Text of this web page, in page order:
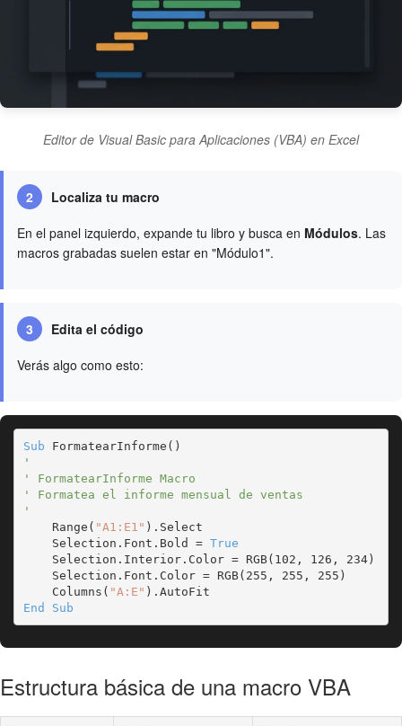
Editor de Visual Basic para Aplicaciones (VBA) en Excel
2
Localiza tu macro
En el panel izquierdo, expande tu libro y busca en Módulos. Las
macros grabadas suelen estar en "Módulo1".
3
Edita el código
Verás algo como esto:
Sub
'
' FormatearInforme Macro
' Formatea el informe mensual de ventas
'
    Range(
"A1:E1" ).Select
    Selection.Font.Bold =
True
    Selection.Interior.Color = RGB(102, 126, 234)
    Selection.Font.Color = RGB(255, 255, 255)
    Columns(
"A:E"
End Sub
Estructura básica de una macro VBA